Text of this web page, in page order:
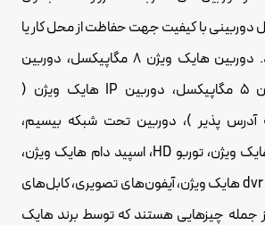
دوربینی با کیفیت جهت حفاظت از محل کار یا
زندگی خود می‌گردند. دوربین هایک ویژن 8 مگاپیکسل، دوربین
مداربسته هایک ویژن 5 مگاپیکسل، دوربین IP هایک ویژن (
پذیر )، دوربین تحت شبکه بیسیم،
دوربین پلاک خوان هایک ویژن، توربو HD، اسپید دام هایک ویژن،
انواع nvr هایک ویژن، dvr هایک ویژن، آیفون‌های تصویری، کابل‌های
جمله چیزهایی هستند که توسط برند هایک